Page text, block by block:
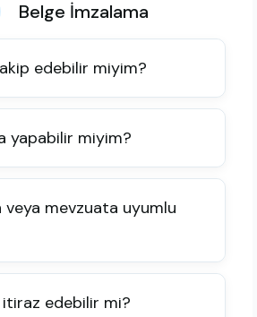
Belge İmzalama
edebilir miyim?
yapabilir miyim?
veya mevzuata uyumlu
itiraz edebilir mi?